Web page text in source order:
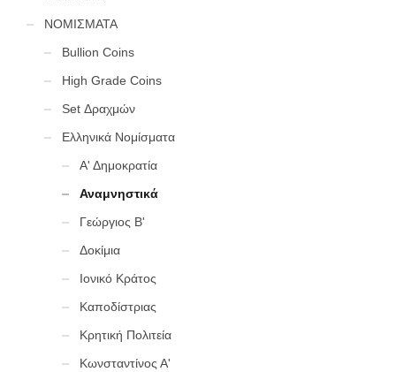
ΝΟΜΙΣΜΑΤΑ
Bullion Coins
High Grade Coins
Set Δραχμών
Ελληνικά Νομίσματα
Α' Δημοκρατία
Αναμνηστικά
Γεώργιος Β'
Δοκίμια
Ιονικό Κράτος
Καποδίστριας
Κρητική Πολιτεία
Κωνσταντίνος Α'